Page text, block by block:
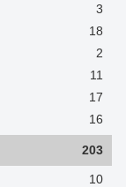
3
18
2
11
17
16
203
10